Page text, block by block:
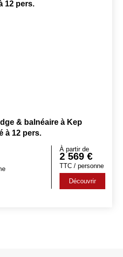
& balnéaire à Kep
à 12 pers.
À partir de
2 569 €
TTC / personne
Découvrir